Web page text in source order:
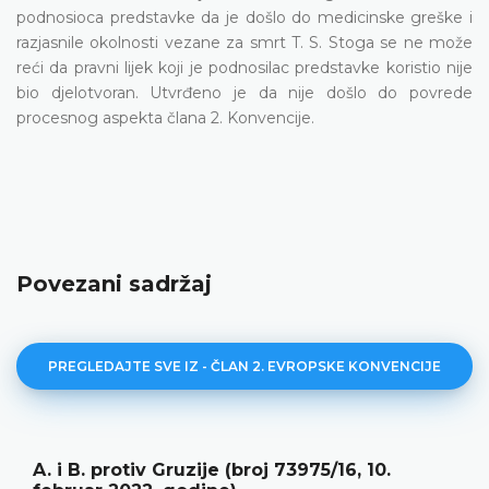
podnosioca predstavke da je došlo do medicinske greške i
razjasnilе okolnosti vezane za smrt T. S. Stoga se ne može
reći da pravni lijek koji je podnosilac predstavke koristio nije
bio djelotvoran. Utvrđeno je da nije došlo do povrede
procesnog aspekta člana 2. Konvencije.
Povezani sadržaj
PREGLEDAJTE SVE IZ - ČLAN 2. EVROPSKE KONVENCIJE
73975/16, 10.
Oghlishvili protiv